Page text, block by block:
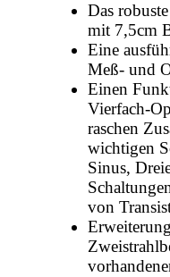
Das
mit 7,5cm
Eine
Meß- und
Einen
Vierfach-
raschen
wichtigen
Sinus,
von